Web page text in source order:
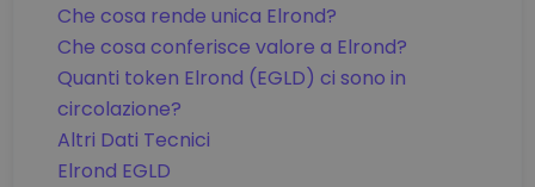
Che cosa rende unica Elrond?
Che cosa conferisce valore a Elrond?
Quanti token Elrond (EGLD) ci sono in
circolazione?
Altri Dati Tecnici
Elrond EGLD